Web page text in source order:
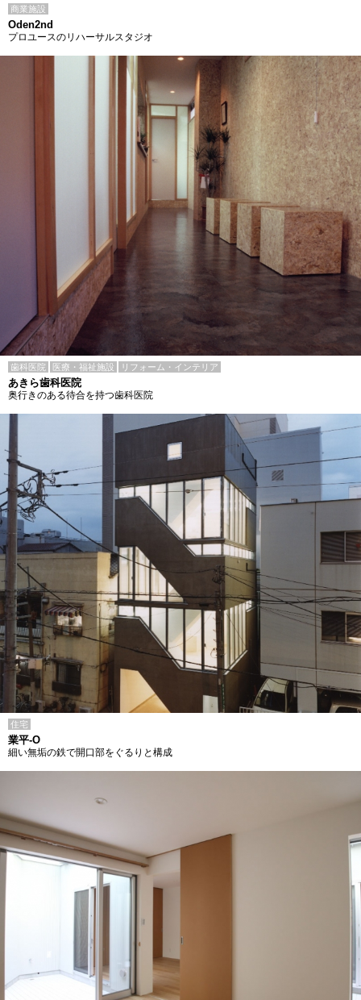
商業施設
Oden2nd
プロユースのリハーサルスタジオ
歯科医院 医療・福祉施設 リフォーム・インテリア
あきら歯科医院
奥行きのある待合を持つ歯科医院
住宅
業平-O
細い無垢の鉄で開口部をぐるりと構成